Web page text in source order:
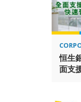
恒生
面支